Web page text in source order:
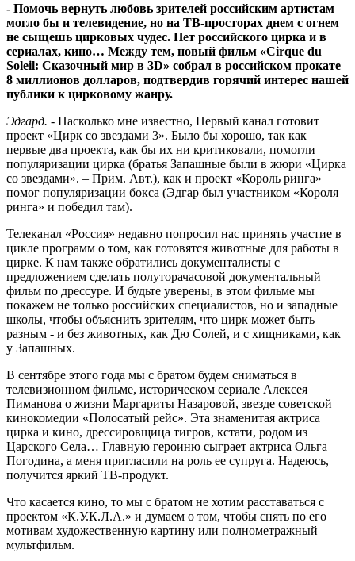
- Помочь вернуть любовь зрителей российским артистам
могло бы и телевидение, но на ТВ-просторах днем с огнем
не сыщешь цирковых чудес. Нет российского цирка и в
сериалах, кино… Между тем, новый фильм «Cirque du
Soleil: Сказочный мир в 3D» собрал в российском прокате
8 миллионов долларов, подтвердив горячий интерес нашей
публики к цирковому жанру.
Эдгард. - Насколько мне известно, Первый канал готовит
проект «Цирк со звездами 3». Было бы хорошо, так как
первые два проекта, как бы их ни критиковали, помогли
популяризации цирка (братья Запашные были в жюри «Цирка
со звездами». – Прим. Авт.), как и проект «Король ринга»
помог популяризации бокса (Эдгар был участником «Короля
ринга» и победил там).
Телеканал «Россия» недавно попросил нас принять участие в
цикле программ о том, как готовятся животные для работы в
цирке. К нам также обратились документалисты с
предложением сделать полуторачасовой документальный
фильм по дрессуре. И будьте уверены, в этом фильме мы
покажем не только российских специалистов, но и западные
школы, чтобы объяснить зрителям, что цирк может быть
разным - и без животных, как Дю Солей, и с хищниками, как
у Запашных.
В сентябре этого года мы с братом будем сниматься в
телевизионном фильме, историческом сериале Алексея
Пиманова о жизни Маргариты Назаровой, звезде советской
кинокомедии «Полосатый рейс». Эта знаменитая актриса
цирка и кино, дрессировщица тигров, кстати, родом из
Царского Села… Главную героиню сыграет актриса Ольга
Погодина, а меня пригласили на роль ее супруга. Надеюсь,
получится яркий ТВ-продукт.
Что касается кино, то мы с братом не хотим расставаться с
проектом «К.У.К.Л.А.» и думаем о том, чтобы снять по его
мотивам художественную картину или полнометражный
мультфильм.